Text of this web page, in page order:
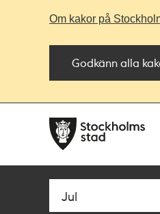
Om kakor på
Godkänn alla
navigationen
huvudinnehållet
Sök